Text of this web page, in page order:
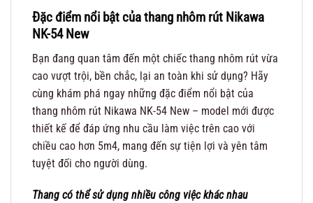
Đặc điểm nổi bật của thang nhôm rút Nikawa
NK-54 New
Bạn đang quan tâm đến một chiếc thang nhôm rút vừa
cao vượt trội, bền chắc, lại an toàn khi sử dụng? Hãy
cùng khám phá ngay những đặc điểm nổi bật của
thang nhôm rút Nikawa NK-54 New – model mới được
thiết kế để đáp ứng nhu cầu làm việc trên cao với
chiều cao hơn 5m4, mang đến sự tiện lợi và yên tâm
tuyệt đối cho người dùng.
Thang có thể sử dụng nhiều công việc khác nhau